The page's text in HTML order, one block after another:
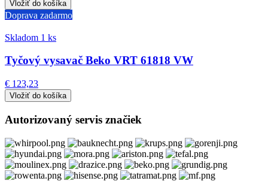
Doprava zadarmo
Skladom 1 ks
Tyčový vysavač Beko VRT 61818 VW
€ 123,23
Autorizovaný servis značiek